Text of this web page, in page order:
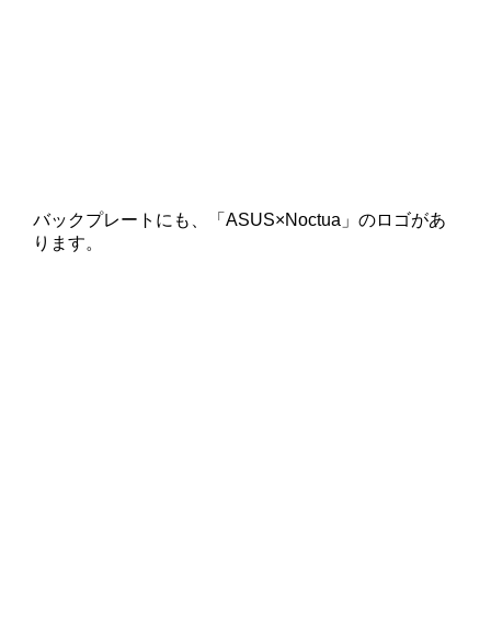
バックプレートにも、「ASUS×Noctua」のロゴがあ
ります。